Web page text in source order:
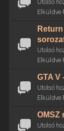
Utolsó
Elküldve
Utolsó
Elküldve
GTA V
Utolsó
Elküldve
OMSZ
Utolsó